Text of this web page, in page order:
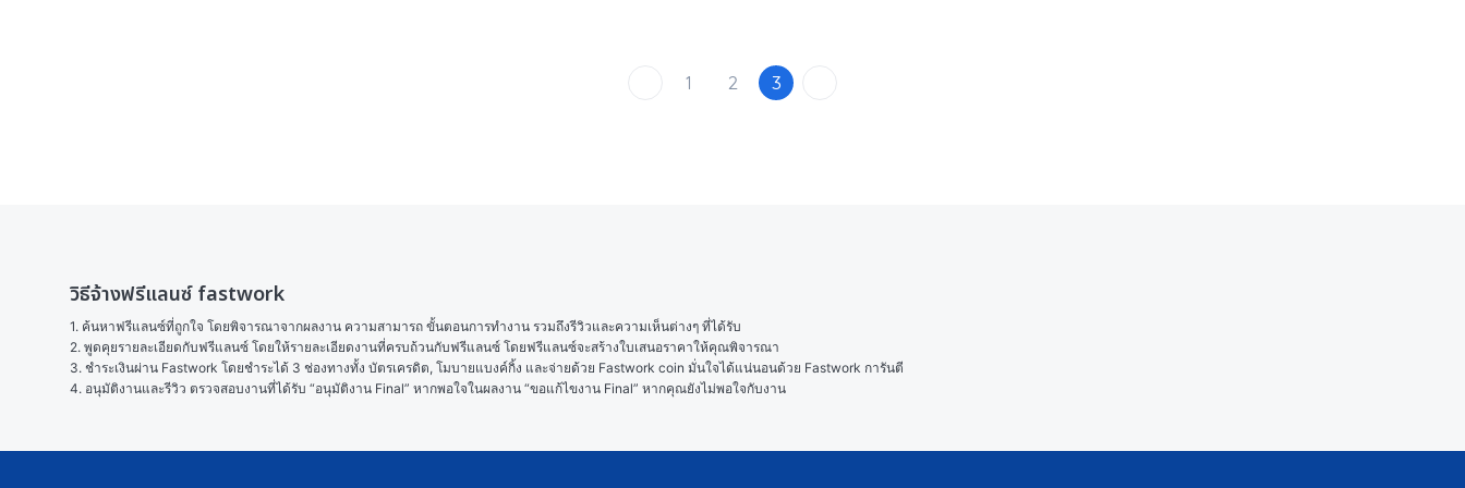
1 2 3
วิธีจ้างฟรีแลนซ์ fastwork
1. ค้นหาฟรีแลนซ์ที่ถูกใจ โดยพิจารณาจากผลงาน ความสามารถ ขั้นตอนการทำงาน รวมถึงรีวิวและความเห็นต่างๆ ที่ได้รับ
2. พูดคุยรายละเอียดกับฟรีแลนซ์ โดยให้รายละเอียดงานที่ครบถ้วนกับฟรีแลนซ์ โดยฟรีแลนซ์จะสร้างใบเสนอราคาให้คุณพิจารณา
3. ชำระเงินผ่าน Fastwork โดยชำระได้ 3 ช่องทางทั้ง บัตรเครดิต, โมบายแบงค์กิ้ง และจ่ายด้วย Fastwork coin มั่นใจได้แน่นอนด้วย Fastwork การันตี
4. อนุมัติงานและรีวิว ตรวจสอบงานที่ได้รับ “อนุมัติงาน Final” หากพอใจในผลงาน “ขอแก้ไขงาน Final” หากคุณยังไม่พอใจกับงาน